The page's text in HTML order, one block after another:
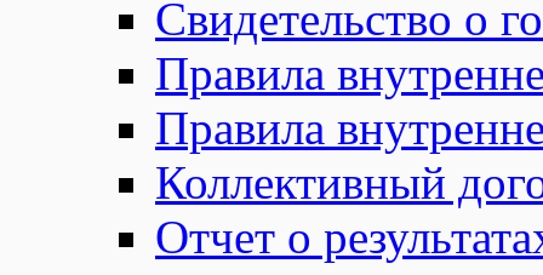
Свидетельство о
Правила
Правила
Коллективный
Отчет о